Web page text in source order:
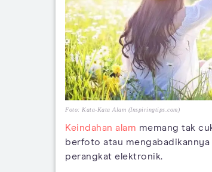
Foto: Kata-Kata Alam (Inspiringtips.com)
Keindahan alam memang tak
berfoto atau
perangkat elektronik.